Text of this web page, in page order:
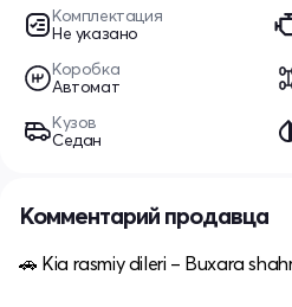
Комплектация
Не указано
Коробка
Автомат
Кузов
Седан
Комментарий продавца
🚗 Kia rasmiy dileri – Buxara